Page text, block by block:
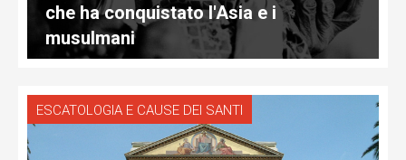
che ha conquistato l'Asia e i
musulmani
ESCATOLOGIA E CAUSE DEI SANTI